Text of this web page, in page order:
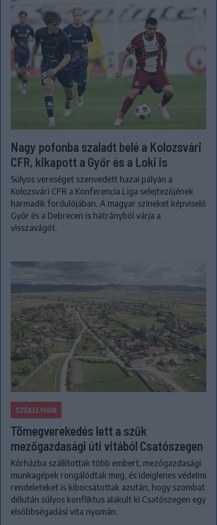
Nagy pofonba szaladt belé a Kolozsvári
CFR, kikapott a Győr és a Loki is
Súlyos vereséget szenvedett hazai pályán a
Kolozsvári CFR a Konferencia Liga selejtezőjének
harmadik fordulójában. A magyar színeket képviselő
Győr és a Debrecen is hátrányból várja a
visszavágót.
SZÉKELYHON
Tömegverekedés lett a szűk
mezőgazdasági úti vitából Csatószegen
Kórházba szállítottak több embert, mezőgazdasági
munkagépek rongálódtak meg, és ideiglenes védelmi
rendeleteket is kibocsátottak azután, hogy szombat
délután súlyos konfliktus alakult ki Csatószegen egy
elsőbbségadási vita nyomán.